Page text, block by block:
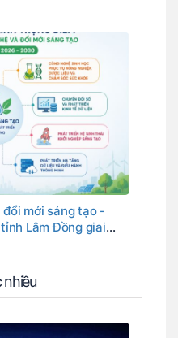
mới sáng tạo -
Lâm Đồng giai
nhiều